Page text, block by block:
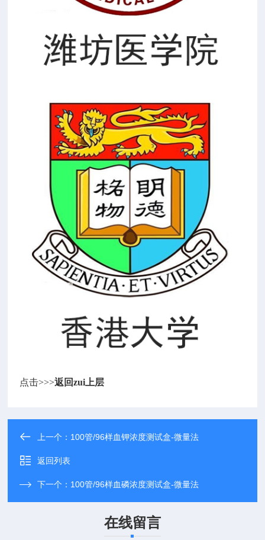
点击>>>返回zui上层
上一个： 100管/96样血钾浓度测试盒-微量法
返回列表
下一个： 100管/96样血磷浓度测试盒-微量法
在线留言